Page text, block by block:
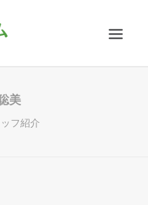
美
フ紹介